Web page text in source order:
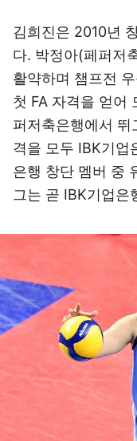
김희진은 2010년
다. 박정아(페퍼저
활약하며 챔프전
첫 FA 자격을 얻어
퍼저축은행에서
격을 모두 IBK기업
은행 창단 멤버 중
그는 곧 IBK기업은